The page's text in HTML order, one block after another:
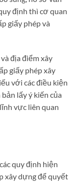
định thì cơ quan
giấy phép và
địa điểm xây
giấy phép xây
với các điều kiện
lấy ý kiến của
vực liên quan
quy định hiện
xây dựng để quyết